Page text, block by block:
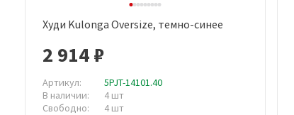
Быстрый просмотр
Худи Kulonga Oversize, темно-синее
2 914 ₽
Артикул:
5PJT-14101.40
В наличии:
4 шт
Свободно:
4 шт